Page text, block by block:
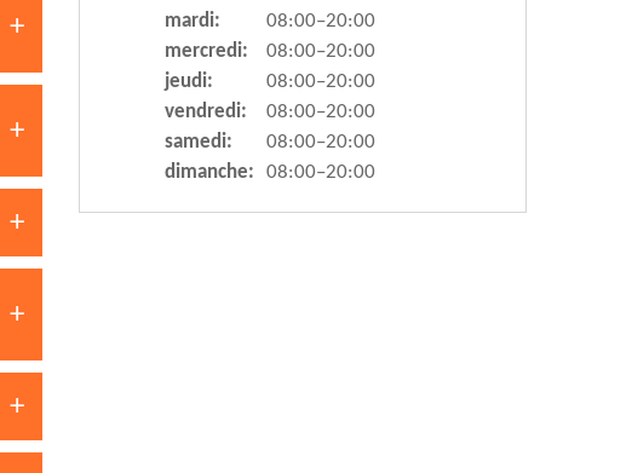
mardi:
08:00–20:00
mercredi:
08:00–20:00
jeudi:
08:00–20:00
vendredi:
08:00–20:00
samedi:
08:00–20:00
dimanche:
08:00–20:00